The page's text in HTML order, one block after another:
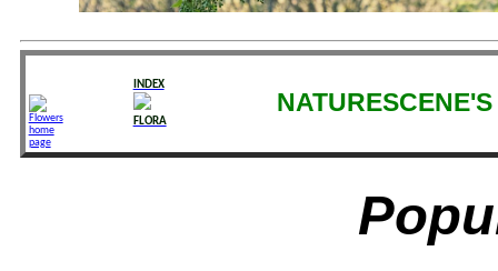
INDEX
FLORA